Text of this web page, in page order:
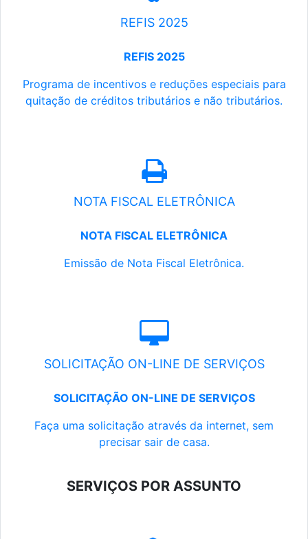
REFIS 2025
REFIS 2025
Programa de incentivos e reduções especiais para
quitação de créditos tributários e não tributários.
NOTA FISCAL ELETRÔNICA
NOTA FISCAL ELETRÔNICA
Emissão de Nota Fiscal Eletrônica.
SOLICITAÇÃO ON-LINE DE SERVIÇOS
SOLICITAÇÃO ON-LINE DE SERVIÇOS
Faça uma solicitação através da internet, sem
precisar sair de casa.
SERVIÇOS POR ASSUNTO